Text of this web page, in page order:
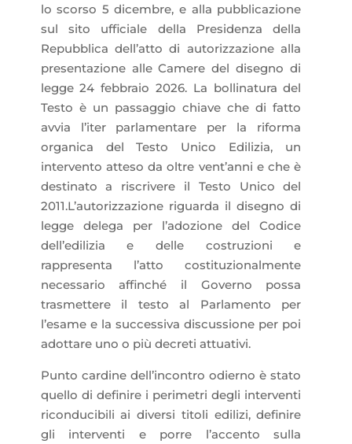
lo scorso 5 dicembre, e alla pubblicazione
sul sito ufficiale della Presidenza della
Repubblica dell’atto di autorizzazione alla
presentazione alle Camere del disegno di
legge 24 febbraio 2026. La bollinatura del
Testo è un passaggio chiave che di fatto
avvia l’iter parlamentare per la riforma
organica del Testo Unico Edilizia, un
intervento atteso da oltre vent’anni e che è
destinato a riscrivere il Testo Unico del
2011.L’autorizzazione riguarda il disegno di
legge delega per l’adozione del Codice
dell’edilizia e delle costruzioni e
rappresenta l’atto costituzionalmente
necessario affinché il Governo possa
trasmettere il testo al Parlamento per
l’esame e la successiva discussione per poi
adottare uno o più decreti attuativi.
Punto cardine dell’incontro odierno è stato
quello di definire i perimetri degli interventi
riconducibili ai diversi titoli edilizi, definire
gli interventi e porre l’accento sulla